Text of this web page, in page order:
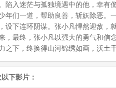
陷入迷茫与孤独境遇中的他，幸
年们一道，帮助良善，斩妖除恶。
设下连环阴谋。张小凡悍然迎敌
，最终，张小凡以强大的勇气和
之下，终换得山河锦绣如画，沃土千
下影片：